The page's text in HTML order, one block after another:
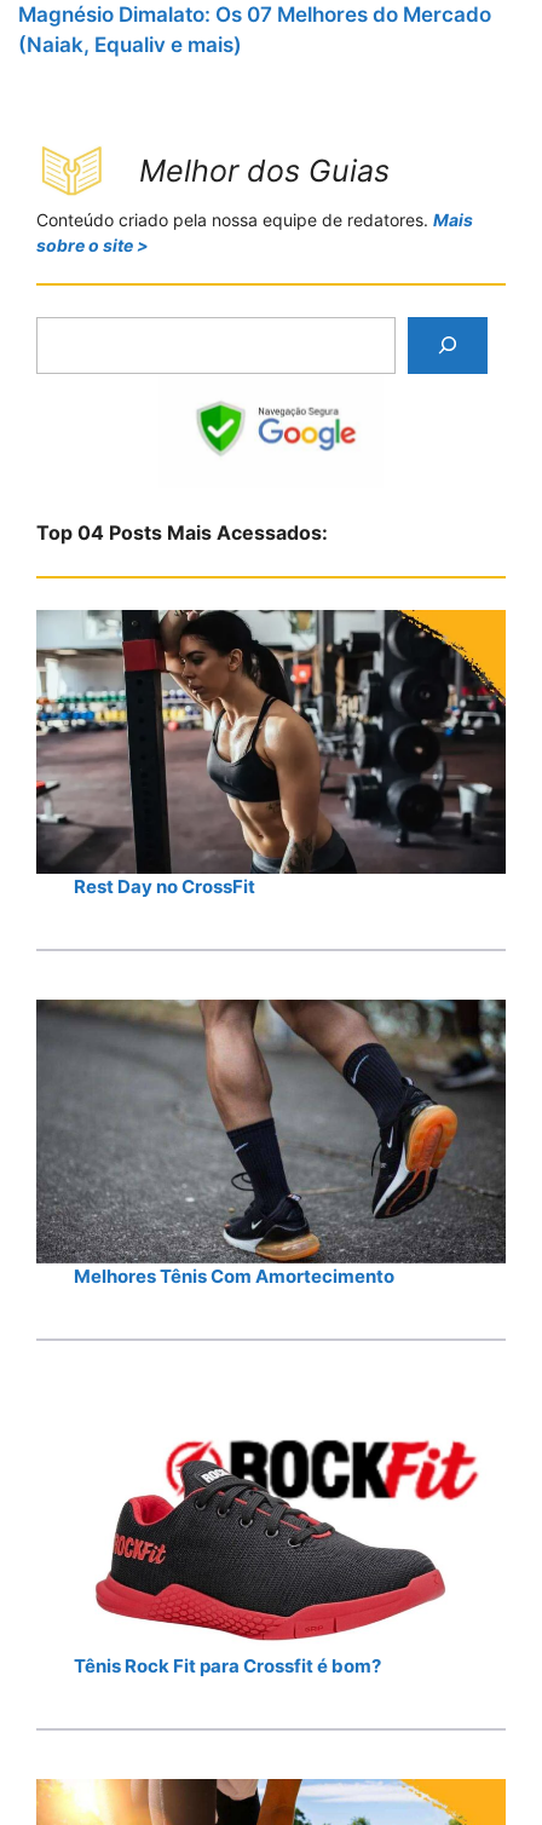
Magnésio Dimalato: Os 07 Melhores do Mercado
(Naiak, Equaliv e mais)
Melhor dos Guias
Conteúdo criado pela nossa equipe de redatores. Mais
sobre o site >
a
r
Top 04 Posts Mais Acessados:
Rest Day no CrossFit
Melhores Tênis Com Amortecimento
Tênis Rock Fit para Crossfit é bom?